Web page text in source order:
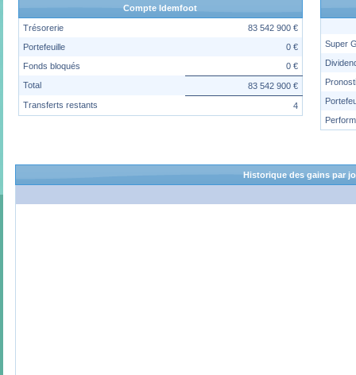
Compte Idemfoot
Trésorerie
83 542 900 €
Portefeuille
0 €
Fonds bloqués
0 €
Total
83 542 900 €
Transferts restants
4
Super
Historique des gains par